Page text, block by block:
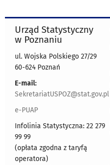
Urząd Statystyczny
w Poznaniu
ul. Wojska Polskiego 27/29
60-624 Poznań
E-mail:
SekretariatUSPOZ@stat.gov.pl
e-PUAP
Infolinia Statystyczna: 22 279
99 99
(opłata zgodna z taryfą
operatora)